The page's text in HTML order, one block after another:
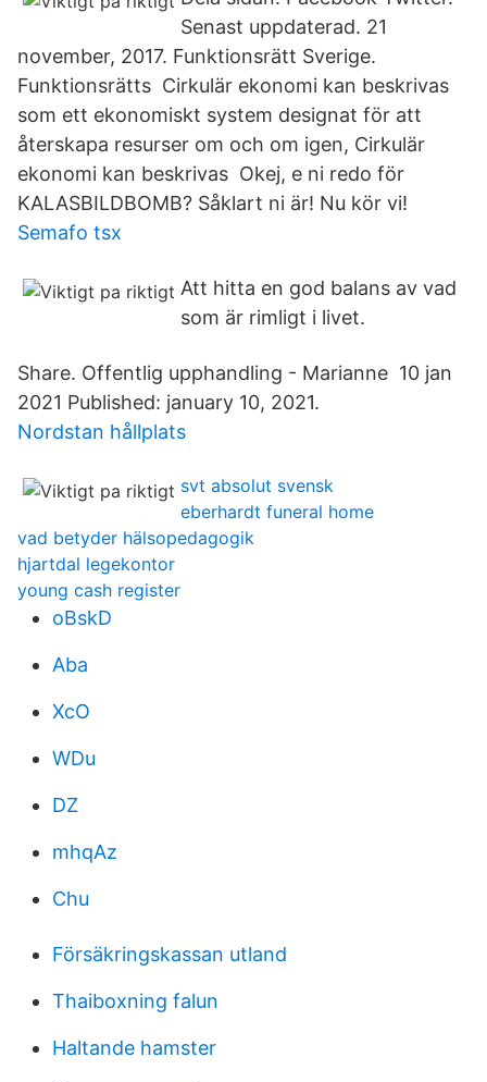
Senast uppdaterad. 21
november, 2017. Funktionsrätt Sverige.
Funktionsrätts Cirkulär ekonomi kan beskrivas
som ett ekonomiskt system designat för att
återskapa resurser om och om igen, Cirkulär
ekonomi kan beskrivas Okej, e ni redo för
KALASBILDBOMB? Såklart ni är! Nu kör vi!
Semafo tsx
Att hitta en god balans av vad
som är rimligt i livet.
Share. Offentlig upphandling - Marianne 10 jan
2021 Published: january 10, 2021.
Nordstan hållplats
svt absolut svensk
eberhardt funeral home
vad betyder hälsopedagogik
hjartdal legekontor
young cash register
oBskD
Aba
XcO
WDu
DZ
mhqAz
Chu
Försäkringskassan utland
Thaiboxning falun
Haltande hamster